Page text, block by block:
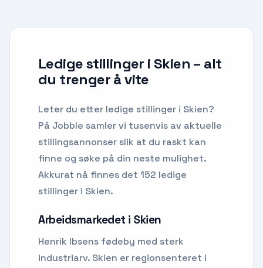
Ledige stillinger i Skien – alt
du trenger å vite
Leter du etter ledige stillinger i Skien?
På Jobble samler vi tusenvis av aktuelle
stillingsannonser slik at du raskt kan
finne og søke på din neste mulighet.
Akkurat nå finnes det 152 ledige
stillinger i Skien.
Arbeidsmarkedet i Skien
Henrik Ibsens fødeby med sterk
industriarv. Skien er regionsenteret i